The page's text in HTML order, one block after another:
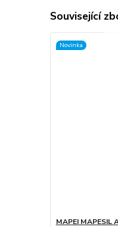
Související
Novinka
MAPEI MAPESIL